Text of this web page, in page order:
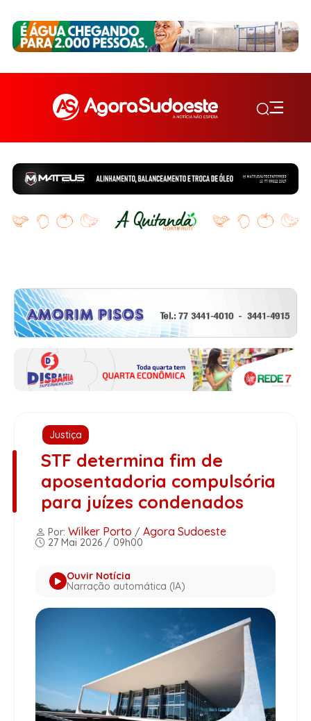
Justiça
STF determina fim de
aposentadoria compulsória
para juízes condenados
Por: Wilker Porto / Agora Sudoeste
27 Mai 2026 / 09h00
Ouvir Notícia
Narração automática (IA)